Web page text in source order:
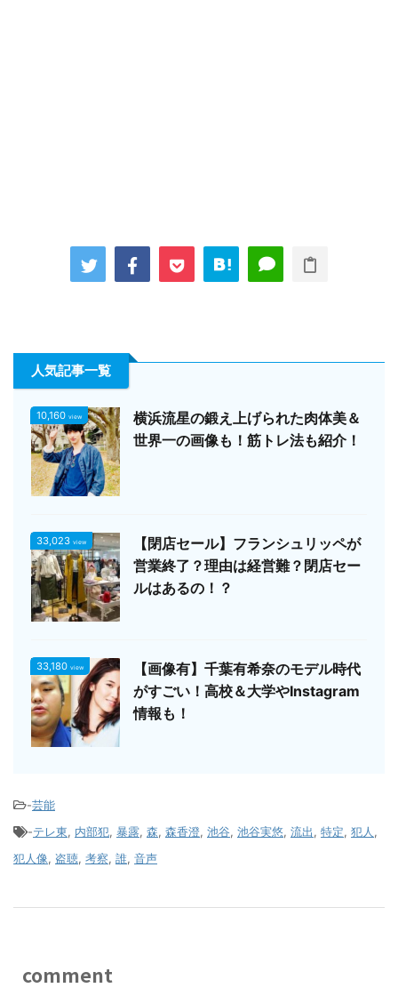
人気記事一覧
10,160 view
横浜流星の鍛え上げられた肉体美＆
世界一の画像も！筋トレ法も紹介！
33,023 view
【閉店セール】フランシュリッペが
営業終了？理由は経営難？閉店セー
ルはあるの！？
33,180 view
【画像有】千葉有希奈のモデル時代
がすごい！高校＆大学やInstagram
情報も！
-芸能
-テレ東, 内部犯, 暴露, 森, 森香澄, 池谷, 池谷実悠, 流出, 特定, 犯人,
犯人像, 盗聴, 考察, 誰, 音声
comment